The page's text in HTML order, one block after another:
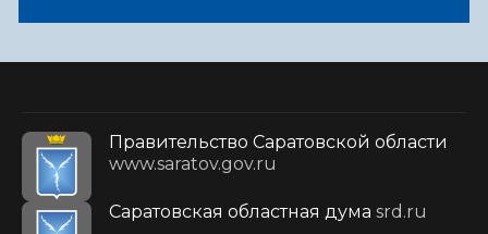
Правительство Саратовской области
www.saratov.gov.ru
Саратовская областная дума srd.ru